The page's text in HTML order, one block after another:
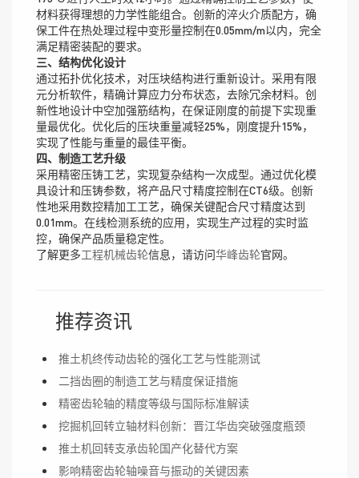
材料获得理想的力学性能组合。创新的淬火介质配方，确
保工件在热处理过程中变形量控制在0.05mm/m以内，完全
满足精密装配的要求。
三、结构优化设计
通过拓扑优化技术，对压块结构进行重新设计。采用有限
元分析软件，精确计算应力分布状态，去除冗余材料。创
新性地设计中空加强筋结构，在保证刚度的前提下实现重
量最优化。优化后的压块重量减轻25%，刚度提升15%，
实现了性能与重量的最佳平衡。
四、制造工艺升级
采用精密压铸工艺，实现复杂结构一次成型。通过优化模
具设计和压铸参数，将产品尺寸精度控制在CT6级。创新
性地采用数控精加工工艺，确保关键配合尺寸精度达到
0.01mm。在线检测系统的应用，实现生产过程的实时监
控，确保产品质量稳定性。
了解更多工程机械齿轮信息，请访问华峰齿轮官网。
推荐资讯
推土机终传动齿轮的强化工艺与性能测试
二挡齿圈的制造工艺与精度保证措施
精密齿轮轴的精度等级与国际标准解读
挖掘机回转立轴材料创新：晋江华齿突破强度瓶颈
推土机回转支承齿轮国产化替代方案
影响精密齿轮轴噪音与振动的关键因素